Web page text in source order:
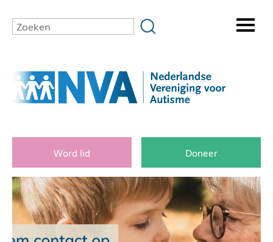
Word lid Doneer